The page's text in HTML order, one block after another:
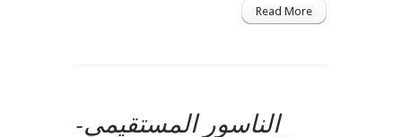
gastro
casa
Read More
الناسور المستقيمي-